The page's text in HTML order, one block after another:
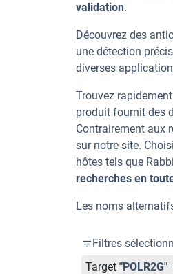
validation.
Découvrez des
une détection
diverses
Trouvez
produit fournit des
Contrairement aux
sur notre site.
hôtes tels que
recherches en
Les noms
Filtres
Target "POLR2G"